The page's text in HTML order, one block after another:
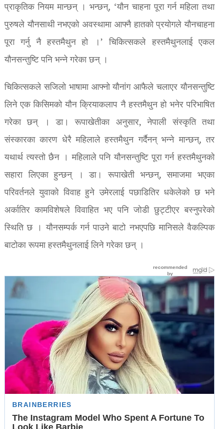
प्राकृतिक नियम मान्छन् । भन्छन्, ‘यौन चाहना पूरा गर्न महिला तथा
पुरुषले यौनसाथी नभएको अवस्थामा आफ्नै हातको प्रयोगले यौनचाहना
पूरा गर्नु नै हस्तमैथुन हो ।’ चिकित्सकले हस्तमैथुनलाई एकल
यौनसन्तुष्टि पनि भन्ने गरेका छन् ।
चिकित्सकले सजिलो भाषामा आफ्नो यौनांग आफैले चलाएर यौनसन्तुष्टि
लिने एक किसिमको यौन क्रियाकलाप नै हस्तमैथुन हो भनेर परिभाषित
गरेका छन् । डा। रूपाखेतीका अनुसार, नेपाली संस्कृति तथा
संस्कारका कारण धेरै महिलाले हस्तमैथुन गर्दैनन् भन्ने मान्छन्, तर
यथार्थ त्यस्तो छैन । महिलाले पनि यौनसन्तुष्टि पूरा गर्न हस्तमैथुनको
सहारा लिएका हुन्छन् । डा। रूपाखेती भन्छन्, समाजमा भएका
परिवर्तनले युवाको विवाह हुने उमेरलाई पछाडितिर धकेलेको छ भने
अर्कातिर कामविशेषले विवाहित भए पनि जोडी छुट्टीएर बस्नुपरेको
स्थिति छ । यौनसम्पर्क गर्न पाउने बाटो नभएपछि मानिसले वैकल्पिक
बाटोका रूपमा हस्तमैथुनलाई लिने गरेका छन् ।